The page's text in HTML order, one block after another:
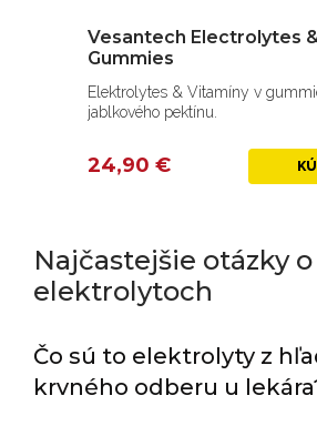
Vesantech Electrolytes
Gummies
Elektrolytes & Vitamíny v
jablkového pektínu.
24,90 €
Najčastejšie otázky o
elektrolytoch
Čo sú to elektrolyty z
krvného odberu u